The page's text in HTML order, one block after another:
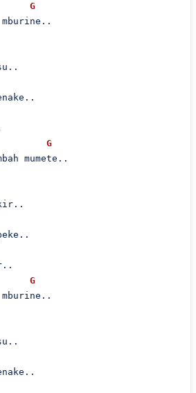
G
G
mumete..
G